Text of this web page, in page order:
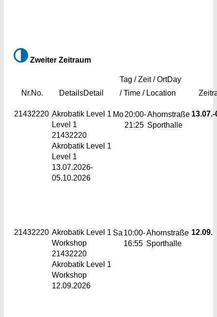
Zweiter Zeitraum
Nr.No. DetailsDetail
Tag / Zeit / OrtDay
/ Time / Location
21432220 Akrobatik Level 1
Level 1
21432220
Akrobatik Level 1
Level 1
13.07.2026-
05.10.2026
Mo20:00-
21:25
Ahornstraße
Sporthalle
13.07.-
21432220 Akrobatik Level 1
Workshop
21432220
Akrobatik Level 1
Workshop
12.09.2026
Sa 10:00-
16:55
Ahornstraße
Sporthalle
12.09.